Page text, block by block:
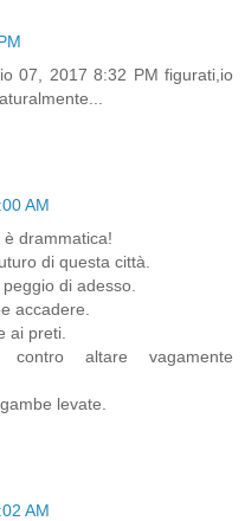
07, 2017 8:32 PM figurati,io
AM
drammatica!
di questa città.
di adesso.
accadere.
ai preti.
altare vagamente
levate.
AM